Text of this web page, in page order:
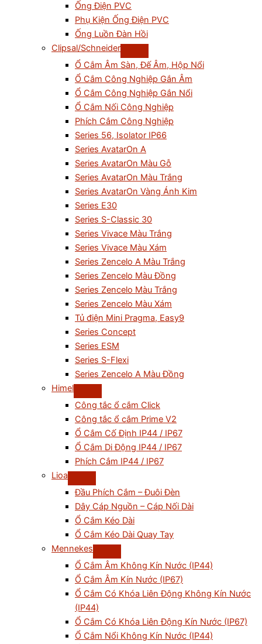
Ống Điện PVC
Phụ Kiện Ống Điện PVC
Ống Luồn Đàn Hồi
Clipsal/Schneider
Ổ Cắm Âm Sàn, Đế Âm, Hộp Nổi
Ổ Cắm Công Nghiệp Gắn Âm
Ổ Cắm Công Nghiệp Gắn Nổi
Ổ Cắm Nối Công Nghiệp
Phích Cắm Công Nghiệp
Series 56, Isolator IP66
Series AvatarOn A
Series AvatarOn Màu Gỗ
Series AvatarOn Màu Trắng
Series AvatarOn Vàng Ánh Kim
Series E30
Series S-Classic 30
Series Vivace Màu Trắng
Series Vivace Màu Xám
Series Zencelo A Màu Trắng
Series Zencelo Màu Đồng
Series Zencelo Màu Trắng
Series Zencelo Màu Xám
Tủ điện Mini Pragma, Easy9
Series Concept
Series ESM
Series S-Flexi
Series Zencelo A Màu Đồng
Himel
Công tắc ổ cắm Click
Công tắc ổ cắm Prime V2
Ổ Cắm Cố Định IP44 / IP67
Ổ Cắm Di Động IP44 / IP67
Phích Cắm IP44 / IP67
Lioa
Đầu Phích Cắm – Đuôi Đèn
Dây Cáp Nguồn – Cáp Nối Dài
Ổ Cắm Kéo Dài
Ổ Cắm Kéo Dài Quay Tay
Mennekes
Ổ Cắm Âm Không Kín Nước (IP44)
Ổ Cắm Âm Kín Nước (IP67)
Ổ Cắm Có Khóa Liên Động Không Kín Nước
(IP44)
Ổ Cắm Có Khóa Liên Động Kín Nước (IP67)
Ổ Cắm Nổi Không Kín Nước (IP44)